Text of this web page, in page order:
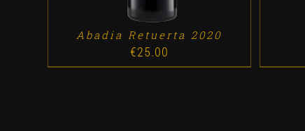
Abadia Retuerta 2020
€25.00